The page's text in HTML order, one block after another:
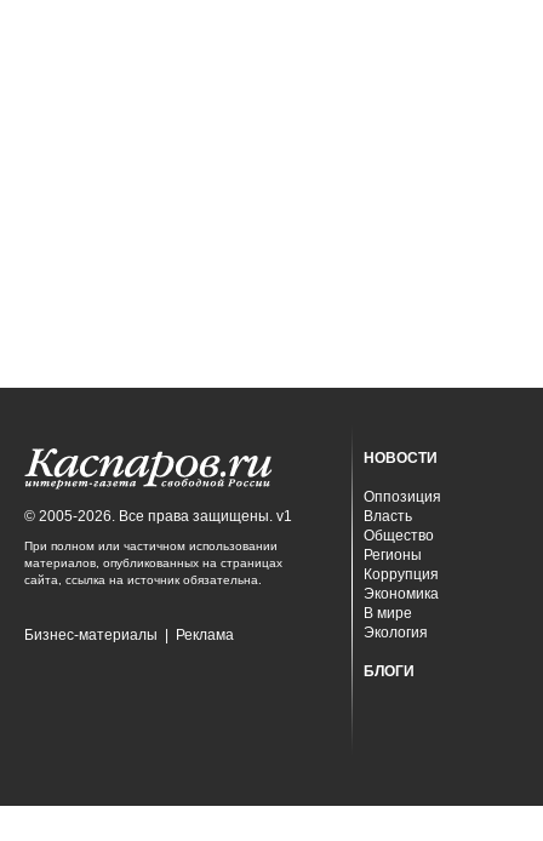
© 2005-2026. Все права защищены. v1
При полном или частичном использовании
материалов, опубликованных на страницах
сайта, ссылка на источник обязательна.
Бизнес-материалы Реклама
НОВОСТИ
Оппозиция
Власть
Общество
Регионы
Коррупция
Экономика
В мире
Экология
БЛОГИ